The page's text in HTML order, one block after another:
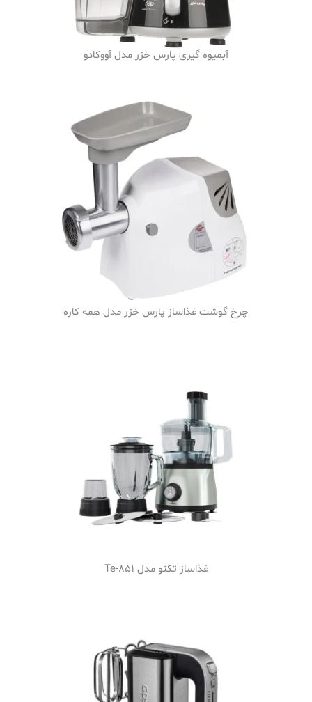
آبمیوه گیری پارس خزر مدل آووکادو
چرخ گوشت غذاساز پارس خزر مدل همه کاره
غذاساز تکنو مدل Te-851